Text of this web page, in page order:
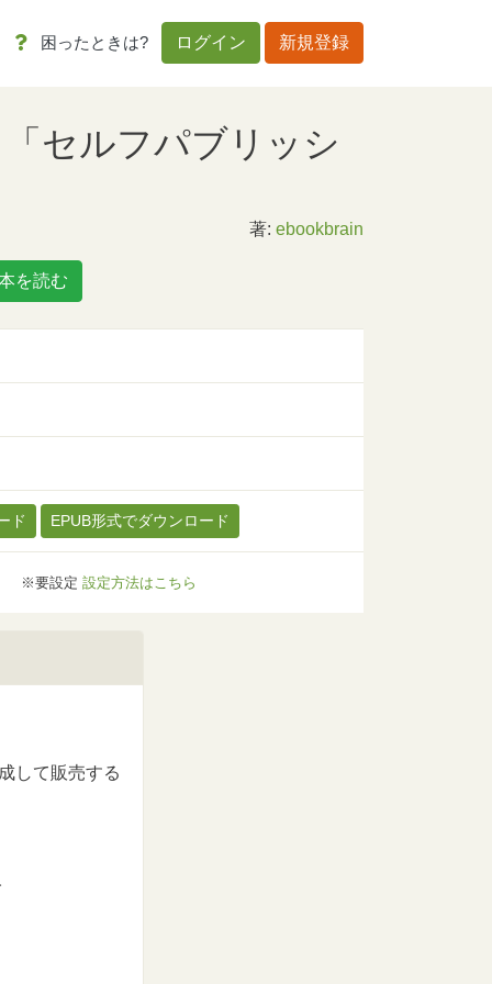
困ったときは? ログイン 新規登録
セルフパブリッシ
著: ebookbrain
を読む
ド EPUB形式でダウンロード
※要設定 設定方法はこちら
して販売する